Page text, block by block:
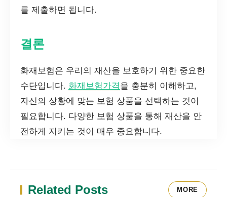
를 제출하면 됩니다.
결론
화재보험은 우리의 재산을 보호하기 위한 중요한
수단입니다. 화재보험가격을 충분히 이해하고,
자신의 상황에 맞는 보험 상품을 선택하는 것이
필요합니다. 다양한 보험 상품을 통해 재산을 안
전하게 지키는 것이 매우 중요합니다.
Related Posts MORE